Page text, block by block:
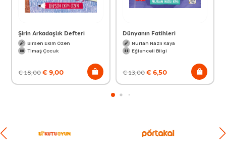
Şirin Arkadaşlık Defteri
Birsen Ekim Özen
Timaş Çocuk
€18,00€9,00
Dünyanın Fatihleri
Nurlan Nazlı Kaya
Eğlenceli Bilgi
€13,00€6,50